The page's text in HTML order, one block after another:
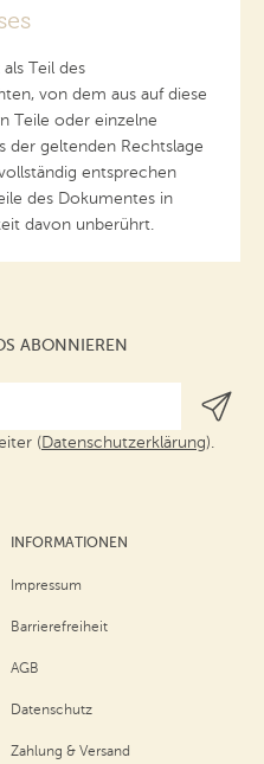
Teil des
von dem aus auf diese
Teile oder einzelne
der geltenden Rechtslage
entsprechen
des Dokumentes in
davon unberührt.
ABONNIEREN
(Datenschutzerklärung).
INFORMATIONEN
Impressum
Barrierefreiheit
AGB
Datenschutz
Zahlung & Versand